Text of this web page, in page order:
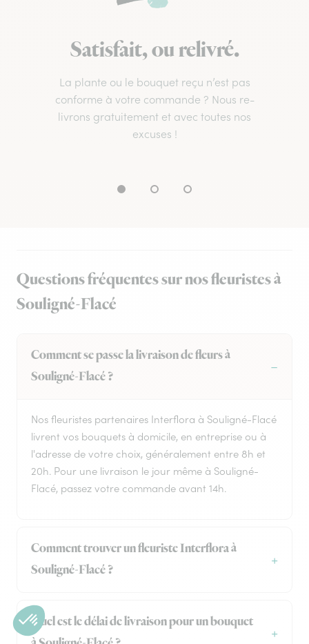
Satisfait, ou relivré.
La plante ou le bouquet reçu n’est pas
conforme à votre commande ? Nous re-
livrons gratuitement et avec toutes nos
excuses !
Questions fréquentes sur nos fleuristes à
Souligné-Flacé
Comment se passe la livraison de fleurs à
Souligné-Flacé ?
Nos fleuristes partenaires Interflora à Souligné-Flacé
livrent vos bouquets à domicile, en entreprise ou à
l'adresse de votre choix, généralement entre 8h et
20h. Pour une livraison le jour même à Souligné-
Flacé, passez votre commande avant 14h.
Comment trouver un fleuriste Interflora à
Souligné-Flacé ?
Quel est le délai de livraison pour un bouquet